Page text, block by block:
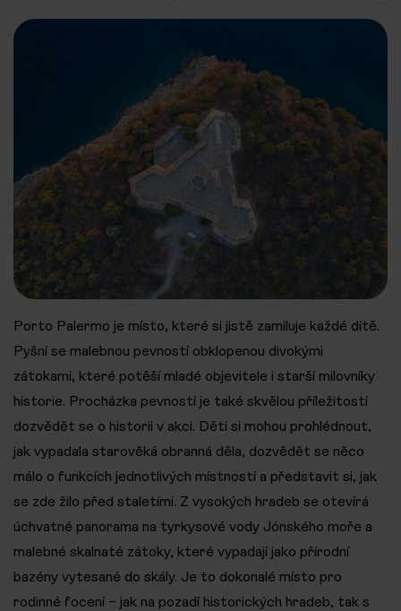
Porto Palermo je místo, které si jistě zamiluje každé dítě.
Pyšní se malebnou pevností obklopenou divokými
zátokami, které potěší mladé objevitele i starší milovníky
historie. Procházka pevností je také skvělou příležitostí
dozvědět se o historii v akci. Děti si mohou prohlédnout,
jak vypadala starověká obranná děla, dozvědět se něco
málo o funkcích jednotlivých místností a představit si, jak
se zde žilo před staletími. Z vysokých hradeb se otevírá
úchvatné panorama na tyrkysové vody Jónského moře a
malebné skalnaté zátoky, které vypadají jako přírodní
bazény vytesané do skály. Je to dokonalé místo pro
rodinné focení – jak na pozadí historických hradeb, tak s